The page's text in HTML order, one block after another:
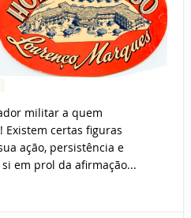
militar a quem
Existem certas figuras
ação, persistência e
em prol da afirmação...